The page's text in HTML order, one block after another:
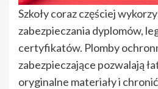
Szkoły coraz częściej
zabezpieczania dyplomów,
certyfikatów. Plomby
zabezpieczające pozwalają
oryginalne materiały i